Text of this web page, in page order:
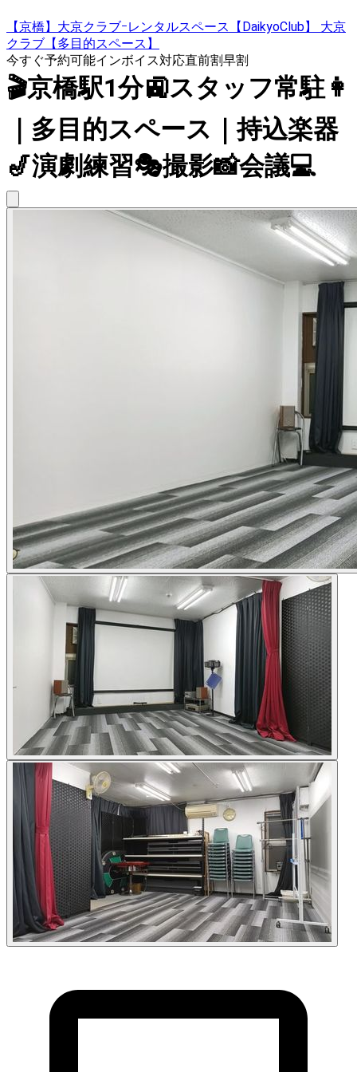
【京橋】大京クラブｰレンタルスペース【DaikyoClub】 大京
クラブ【多目的スペース】
今すぐ予約可能インボイス対応直前割早割
🎬京橋駅1分🚉スタッフ常駐👩
｜多目的スペース｜持込楽器
🎷演劇練習🎭撮影📸会議💻